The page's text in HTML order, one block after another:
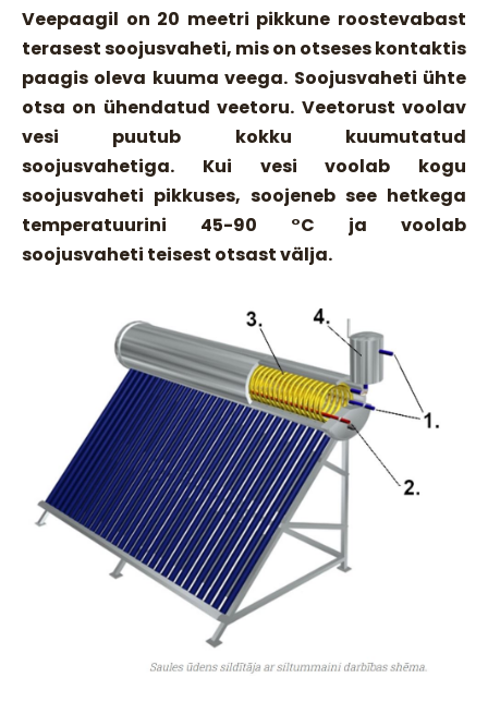
Veepaagil on 20 meetri pikkune roostevabast
terasest soojusvaheti, mis on otseses kontaktis
paagis oleva kuuma veega. Soojusvaheti ühte
otsa on ühendatud veetoru. Veetorust voolav
vesi puutub kokku kuumutatud
soojusvahetiga. Kui vesi voolab kogu
soojusvaheti pikkuses, soojeneb see hetkega
temperatuurini 45-90 °C ja voolab
soojusvaheti teisest otsast välja.